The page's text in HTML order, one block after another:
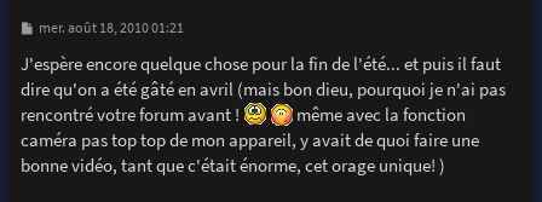
M
s
s
a
e
mer. août 18, 2010 01:21
J'espère encore quelque chose pour la fin de l'été... et puis il faut
dire qu'on a été gâté en avril (mais bon dieu, pourquoi je n'ai pas
rencontré votre forum avant !
même avec la fonction
caméra pas top top de mon appareil, y avait de quoi faire une
bonne vidéo, tant que c'était énorme, cet orage unique! )